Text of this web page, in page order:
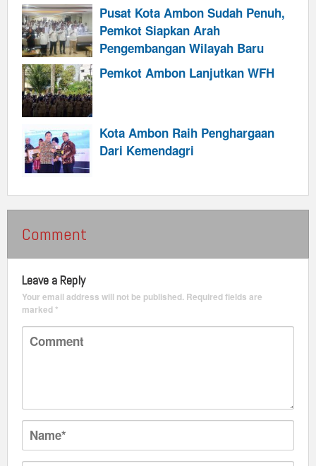
Pusat Kota Ambon Sudah Penuh,
Pemkot Siapkan Arah
Pengembangan Wilayah Baru
Pemkot Ambon Lanjutkan WFH
Kota Ambon Raih Penghargaan
Dari Kemendagri
Comment
Leave a Reply
Your email address will not be published. Required fields are
marked*